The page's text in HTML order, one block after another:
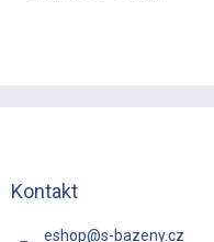
Kontakt
eshop@s-bazeny.cz